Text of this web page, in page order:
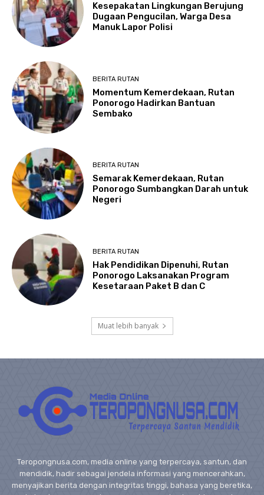
Kesepakatan Lingkungan Berujung
Dugaan Pengucilan, Warga Desa
Manuk Lapor Polisi
BERITA RUTAN
Momentum Kemerdekaan, Rutan
Ponorogo Hadirkan Bantuan
Sembako
BERITA RUTAN
Semarak Kemerdekaan, Rutan
Ponorogo Sumbangkan Darah untuk
Negeri
BERITA RUTAN
Hak Pendidikan Dipenuhi, Rutan
Ponorogo Laksanakan Program
Kesetaraan Paket B dan C
Muat lebih banyak
Teropongnusa.com, media online yang terpercaya, santun, dan
mendidik, hadir sebagai jendela informasi yang mencerahkan,
menyajikan berita dengan integritas tinggi, bahasa yang beretika,